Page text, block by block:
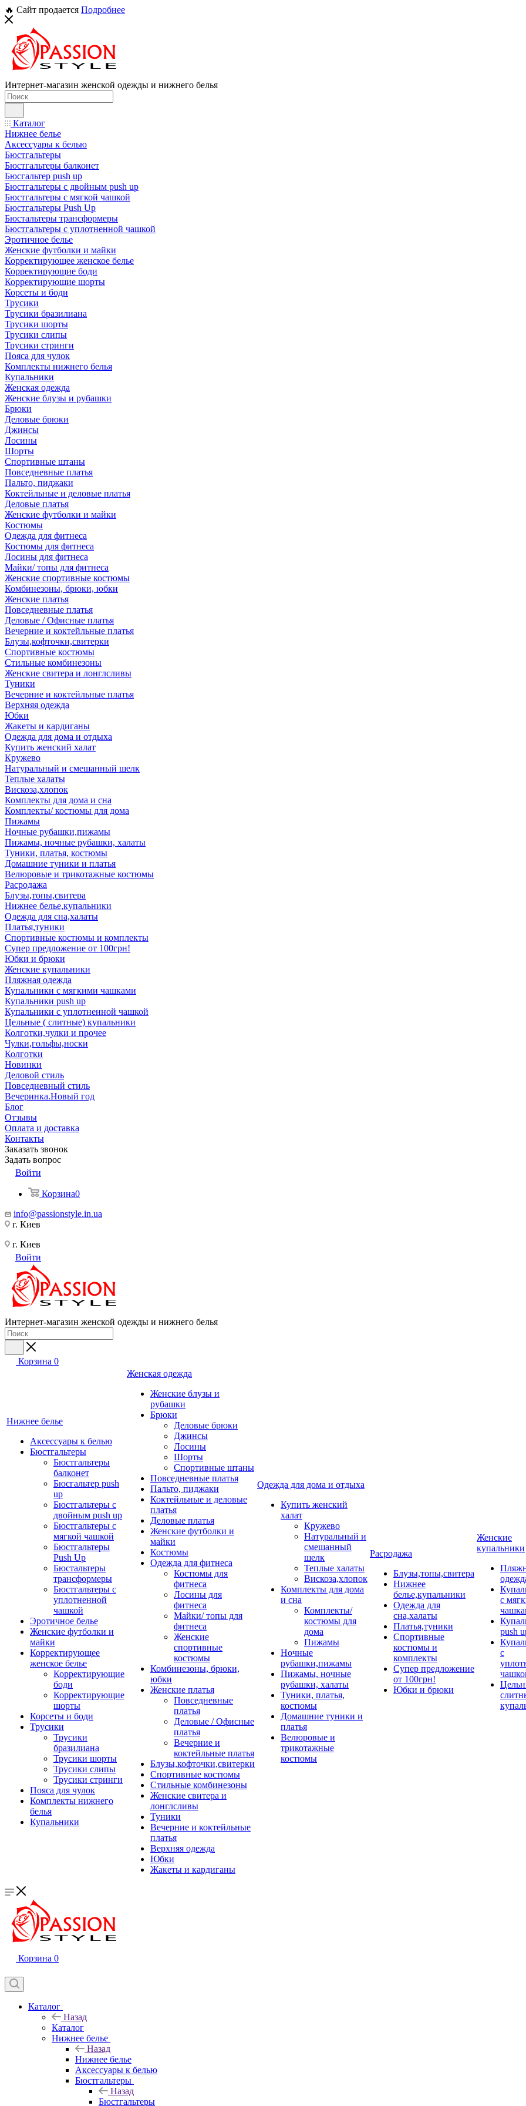
🔥 Сайт продается Подробнее
Интернет-магазин женской одежды и нижнего белья
Каталог
Нижнее белье
Аксессуары к белью
Бюстгальтеры
Бюстгальтеры балконет
Бюсгальтер push up
Бюстгальтеры с двойным push up
Бюстгальтеры с мягкой чашкой
Бюстгальтеры Push Up
Бюстальтеры трансформеры
Бюстгальтеры с уплотненной чашкой
Эротичное белье
Женские футболки и майки
Корректирующее женское белье
Корректирующие боди
Корректирующие шорты
Корсеты и боди
Трусики
Трусики бразилиана
Трусики шорты
Трусики слипы
Трусики стринги
Пояса для чулок
Комплекты нижнего белья
Купальники
Женская одежда
Женские блузы и рубашки
Брюки
Деловые брюки
Джинсы
Лосины
Шорты
Спортивные штаны
Повседневные платья
Пальто, пиджаки
Коктейльные и деловые платья
Деловые платья
Женские футболки и майки
Костюмы
Одежда для фитнеса
Костюмы для фитнеса
Лосины для фитнеса
Майки/ топы для фитнеса
Женские спортивные костюмы
Комбинезоны, брюки, юбки
Женские платья
Повседневные платья
Деловые / Офисные платья
Вечерние и коктейльные платья
Блузы,кофточки,свитерки
Спортивные костюмы
Стильные комбинезоны
Женские свитера и лонглсливы
Туники
Вечерние и коктейльные платья
Верхняя одежда
Юбки
Жакеты и кардиганы
Одежда для дома и отдыха
Купить женский халат
Кружево
Натуральный и смешанный шелк
Теплые халаты
Вискоза,хлопок
Комплекты для дома и сна
Комплекты/ костюмы для дома
Пижамы
Ночные рубашки,пижамы
Пижамы, ночные рубашки, халаты
Туники, платья, костюмы
Домашние туники и платья
Велюровые и трикотажные костюмы
Расродажа
Блузы,топы,свитера
Нижнее белье,купальники
Одежда для сна,халаты
Платья,туники
Спортивные костюмы и комплекты
Супер предложение от 100грн!
Юбки и брюки
Женские купальники
Пляжная одежда
Купальники с мягкими чашками
Купальники push up
Купальники с уплотненной чашкой
Цельные ( слитные) купальники
Колготки,чулки и прочее
Чулки,гольфы,носки
Колготки
Новинки
Деловой стиль
Повседневный стиль
Вечеринка.Новый год
Блог
Отзывы
Оплата и доставка
Контакты
Заказать звонок
Задать вопрос
Войти
Корзина0
info@passionstyle.in.ua
г. Киев
г. Киев
Войти
Интернет-магазин женской одежды и нижнего белья
Корзина 0
Нижнее белье
Аксессуары к белью
Бюстгальтеры
Бюстгальтеры
балконет
Бюсгальтер push
up
Бюстгальтеры с
двойным push up
Бюстгальтеры с
мягкой чашкой
Бюстгальтеры
Push Up
Бюстальтеры
трансформеры
Бюстгальтеры с
уплотненной
чашкой
Эротичное белье
Женские футболки и
майки
Корректирующее
женское белье
Корректирующие
боди
Корректирующие
шорты
Корсеты и боди
Трусики
Трусики
бразилиана
Трусики шорты
Трусики слипы
Трусики стринги
Пояса для чулок
Комплекты нижнего
белья
Купальники
Женская одежда
Женские блузы и
рубашки
Брюки
Деловые брюки
Джинсы
Лосины
Шорты
Спортивные штаны
Повседневные платья
Пальто, пиджаки
Коктейльные и деловые
платья
Деловые платья
Женские футболки и
майки
Костюмы
Одежда для фитнеса
Костюмы для
фитнеса
Лосины для
фитнеса
Майки/ топы для
фитнеса
Женские
спортивные
костюмы
Комбинезоны, брюки,
юбки
Женские платья
Повседневные
платья
Деловые / Офисные
платья
Вечерние и
коктейльные платья
Блузы,кофточки,свитерки
Спортивные костюмы
Стильные комбинезоны
Женские свитера и
лонглсливы
Туники
Вечерние и коктейльные
платья
Верхняя одежда
Юбки
Жакеты и кардиганы
Одежда для дома и отдыха
Купить женский
халат
Кружево
Натуральный и
смешанный
шелк
Теплые халаты
Вискоза,хлопок
Комплекты для дома
и сна
Комплекты/
костюмы для
дома
Пижамы
Ночные
рубашки,пижамы
Пижамы, ночные
рубашки, халаты
Туники, платья,
костюмы
Домашние туники и
платья
Велюровые и
трикотажные
костюмы
Расродажа
Блузы,топы,свитера
Нижнее
белье,купальники
Одежда для
сна,халаты
Платья,туники
Спортивные
костюмы и
комплекты
Супер предложение
от 100грн!
Юбки и брюки
Женские
купальники
с
push
с
Корзина 0
Каталог
Назад
Каталог
Нижнее белье
Назад
Нижнее белье
Аксессуары к белью
Бюстгальтеры
Назад
Бюстгальтеры